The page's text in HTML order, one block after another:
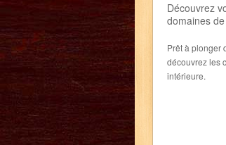
Découvrez
domaines
Prêt à plonger
découvrez les
intérieure.